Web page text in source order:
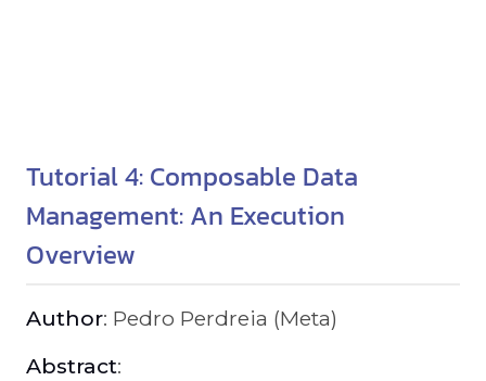
Tutorial 4: Composable Data
Management: An Execution
Overview
Author: Pedro Perdreia (Meta)
Abstract: